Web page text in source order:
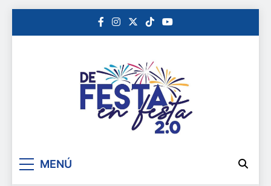
De festa en festa 2.0
MENÚ